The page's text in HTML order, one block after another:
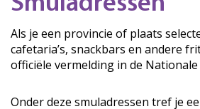
Als je een provincie of plaats
cafetaria’s, snackbars en andere
officiële vermelding in de Nationale
Onder deze smuladressen tref je